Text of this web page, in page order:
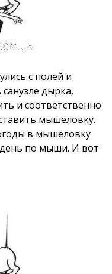
с полей и
дырка,
и соответственно
мышеловку.
в мышеловку
по мыши. И вот